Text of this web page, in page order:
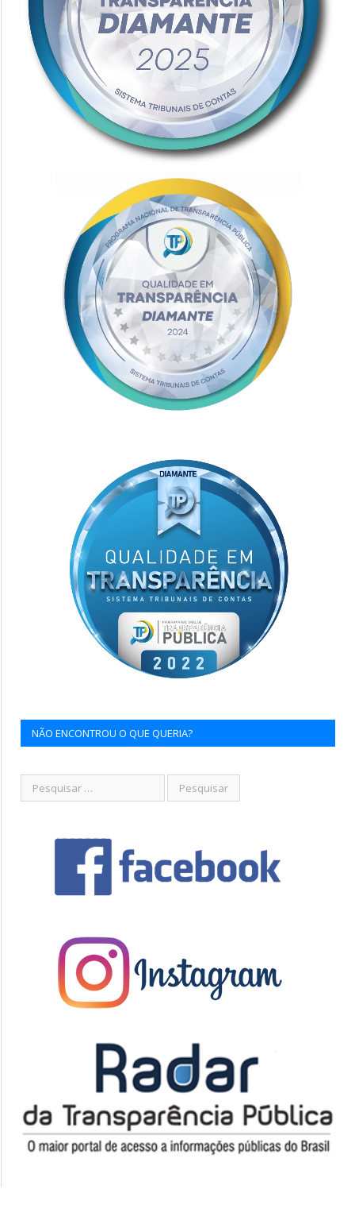
NÃO ENCONTROU O QUE QUERIA?